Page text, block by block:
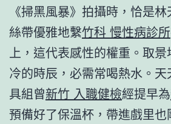
《掃黑風暴》拍攝時，恰是
絲帶優雅地繫竹科 慢性病診所
上，這代表感性的權重。取
冷的時辰，必需常喝熱水。
具組曾新竹 入職健檢經提早為
預備好了保溫杯，帶進戲里